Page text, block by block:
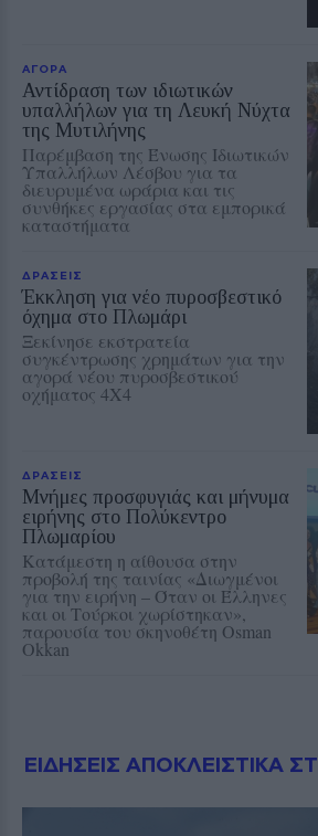
ΑΓΟΡΑ
Αντίδραση των ιδιωτικών
υπαλλήλων για τη Λευκή Νύχτα
της Μυτιλήνης
Παρέμβαση της Ένωσης Ιδιωτικών
Υπαλλήλων Λέσβου για τα
διευρυμένα ωράρια και τις
συνθήκες εργασίας στα εμπορικά
καταστήματα
ΔΡΑΣΕΙΣ
Έκκληση για νέο πυροσβεστικό
όχημα στο Πλωμάρι
Ξεκίνησε εκστρατεία
συγκέντρωσης χρημάτων για την
αγορά νέου πυροσβεστικού
οχήματος 4Χ4
ΔΡΑΣΕΙΣ
Μνήμες προσφυγιάς και μήνυμα
ειρήνης στο Πολύκεντρο
Πλωμαρίου
Κατάμεστη η αίθουσα στην
προβολή της ταινίας «Διωγμένοι
για την ειρήνη – Όταν οι Έλληνες
και οι Τούρκοι χωρίστηκαν»,
παρουσία του σκηνοθέτη Osman
Okkan
ΕΙΔΗΣΕΙΣ ΑΠΟΚΛΕΙΣΤΙΚΑ